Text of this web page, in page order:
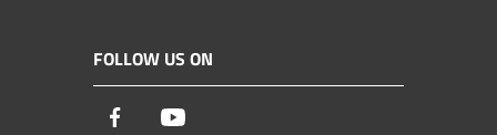
FOLLOW US ON
Facebook